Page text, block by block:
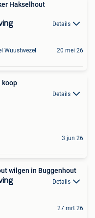
Hakselhout
Details
Wuustwezel 20 mei 26
koop
Details
3 jun 26
wilgen in Buggenhout
Details
27 mrt 26